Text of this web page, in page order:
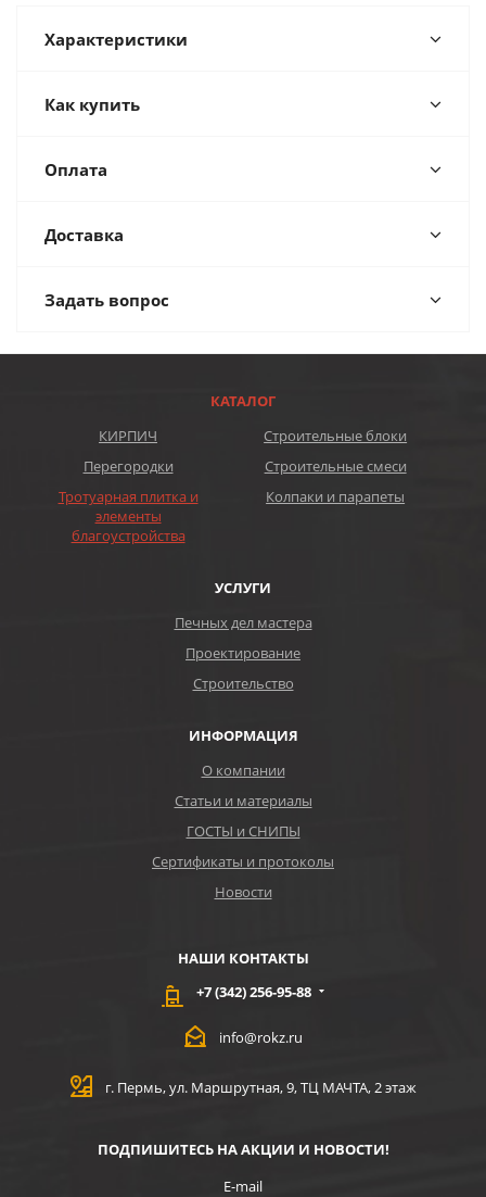
Характеристики
Как купить
Оплата
Доставка
Задать вопрос
КАТАЛОГ
КИРПИЧ
Строительные блоки
Перегородки
Строительные смеси
Тротуарная плитка и
элементы
благоустройства
Колпаки и парапеты
УСЛУГИ
Печных дел мастера
Проектирование
Строительство
ИНФОРМАЦИЯ
О компании
Статьи и материалы
ГОСТЫ и СНИПЫ
Сертификаты и протоколы
Новости
НАШИ КОНТАКТЫ
+7 (342) 256-95-88
info@rokz.ru
г. Пермь, ул. Маршрутная, 9, ТЦ МАЧТА, 2 этаж
ПОДПИШИТЕСЬ НА АКЦИИ И НОВОСТИ!
E-mail